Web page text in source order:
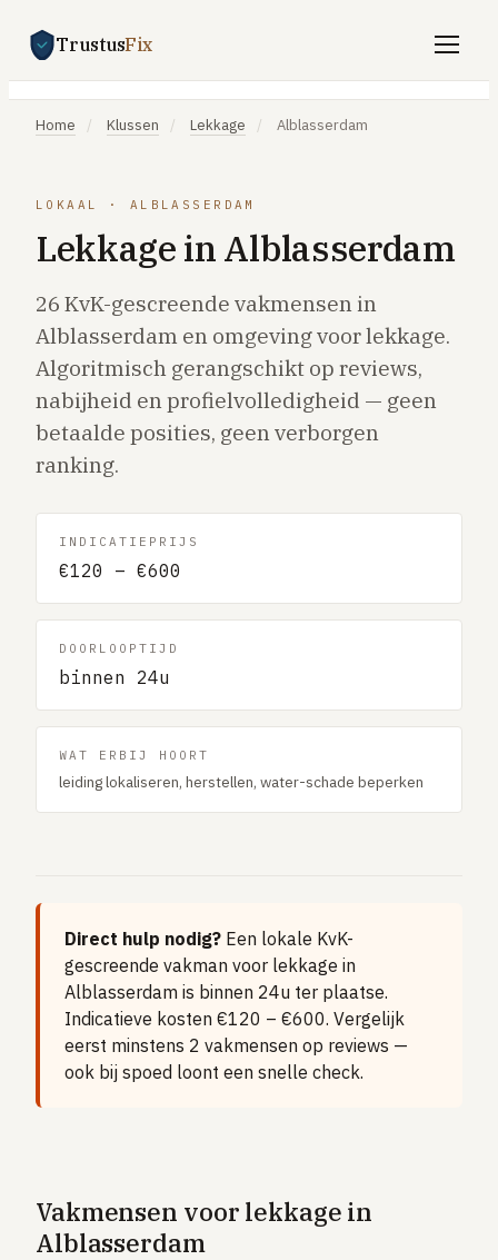
TrustusFix
Gratis offertes aanvragen
Klussen
SPOED 24/7
Airco-storing
Warmtepomp-storing
Lekkage
Daklekkage
Afvoer verstopt
Gaslucht
Badkamer renovatie
Keuken vervangen
Dak renovatie
VERWARMING & KLIMAAT
CV-ketel vervangen
Warmtepomp plaatsen
Vloerverwarming aanleggen
Airco installeren
Thermostaat installeren
Spouwmuur isoleren
ELEKTRA
Home / Klussen / Lekkage / Alblasserdam
LOKAAL · ALBLASSERDAM
Lekkage in Alblasserdam
26 KvK-gescreende vakmensen in
Alblasserdam en omgeving voor lekkage.
Algoritmisch gerangschikt op reviews,
nabijheid en profielvolledigheid — geen
betaalde posities, geen verborgen
ranking.
INDICATIEPRIJS
€120 – €600
DOORLOOPTIJD
binnen 24u
WAT ERBIJ HOORT
leiding lokaliseren, herstellen, water-schade beperken
Direct hulp nodig? Een lokale KvK-
gescreende vakman voor lekkage in
Alblasserdam is binnen 24u ter plaatse.
Indicatieve kosten €120 – €600. Vergelijk
eerst minstens 2 vakmensen op reviews —
ook bij spoed loont een snelle check.
Vakmensen voor lekkage in
Alblasserdam